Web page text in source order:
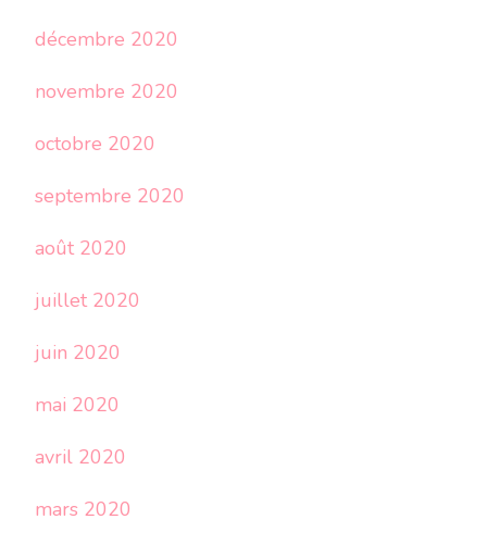
décembre 2020
novembre 2020
octobre 2020
septembre 2020
août 2020
juillet 2020
juin 2020
mai 2020
avril 2020
mars 2020